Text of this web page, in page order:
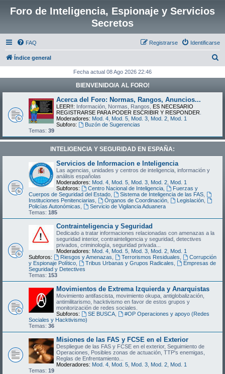
Foro de Inteligencia, Espionaje y Servicios
Secretos
FAQ Identificarse
Registrarse
Índice general
c
Fecha actual 08 Ago 2026 22:46
BIENVENIDO/A AL FORO!
Acerca del Foro: Normas, Rangos, Anuncios...
LEER!!: Información, Normas, Rangos, ES NECESARIO
REGISTRARSE PARA PODER ESCRIBIR Y RESPONDER
Moderadores: Mod. 4 Mod. 5 Mod. 3 Mod. 2 Mod. 1
Subforo:
Buzón de Sugerencias
Temas: 39
INTELIGENCIA Y SEGURIDAD EN ESPAÑA:
Servicios de Informacion e Inteligencia
Las agencias, unidades y centros de inteligencia, información y
análisis españolas
Moderadores: Mod. 4 Mod. 5 Mod. 3 Mod. 2 Mod. 1
Subforos:
Centro Nacional de Inteligencia,
Fuerzas y
Cuerpos de Seguridad del Estado
Sistema de Inteligencia de las FAS,
Instituciones Penitenciarias
Órganos de Coordinación, Legislación,
Policías Autonómicas
Servicio de Vigilancia Aduanera
Temas: 185
Contrainteligencia y Seguridad
Dedicado a tratar informaciones relacionadas con amenazas a la
seguridad interior, contrainteligencia y seguridad, detectives
privados, criminología, seguridad privada...
Moderadores: Mod. 4 Mod. 5 Mod. 3 Mod. 2 Mod. 1
Subforos:
Riesgos y Amenazas Terrorismos Residuales
Corrupción
y Espionaje Político
Tribus Urbanas y Grupos Radicales
Empresas de
Seguridad y Detectives
Temas: 153
Movimientos de Extrema Izquierda y Anarquistas
Movimiento antifascista, movimiento okupa, antiglobalización,
antimilitarismo, hacktivismo en favor de estos grupos y
monitorización de redes sociales.
Subforos:
SE BUSCA,
#OP Operaciones y apoyo (Redes
Sociales y Hacktivismo)
Temas: 36
Misiones de las FAS y FCSE en el Exterior
Despliegue de las FAS y FCSE en el exterior, Seguimiento de
Operaciones, Posibles zonas de actuación, TTP's enemigas,
Reglas de Enfrentamiento...
Moderadores: Mod. 4 Mod. 5 Mod. 3 Mod. 2 Mod. 1
Temas: 19